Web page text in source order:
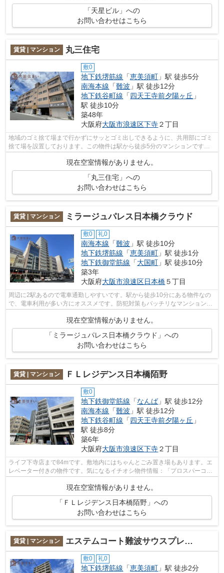
「天星ビル」への
お問い合わせはこちら
賃貸 | マンション 丸三住宅
敷0
地下鉄堺筋線 「恵美須町 」駅 徒歩5分
南海本線 「難波 」駅 徒歩12分
地下鉄谷町線 「四天王寺前夕陽ヶ丘 」
駅 徒歩10分
築48年
大阪府大阪市浪速区下寺２丁目
地域のゴミ捨て場まで行かずにサッとゴミ出しできるように、共用部にゴミ
捨て場を設置しております。この物件は駅から徒歩5分のマンションです。
防犯対策もバッチリなマンションタイプ...
現在空室情報がありません。
「丸三住宅」への
お問い合わせはこちら
賃貸 | マンション ミラージュパレス日本橋クラウド
敷0 礼0
南海本線 「難波 」駅 徒歩10分
地下鉄堺筋線 「恵美須町 」駅 徒歩1分
地下鉄御堂筋線 「大国町 」駅 徒歩10分
築3年
大阪府大阪市浪速区日本橋５丁目
周辺に2駅あるので電車通勤しやすいです。駅から徒歩10分にある物件なの
で、電車利用が多い方にオススメです。防犯対策もバッチリなマンションタ
現在空室情報がありません。
「ミラージュパレス日本橋クラウド」への
お問い合わせはこちら
賃貸 | マンション ＦＬレジデンス日本橋陌野
敷0
地下鉄御堂筋線 「なんば」駅 徒歩12分
南海本線 「難波 」駅 徒歩12分
地下鉄谷町線 「四天王寺前夕陽ヶ丘 」
駅 徒歩8分
築6年
大阪府大阪市浪速区下寺２丁目
ライフ下寺店まで84mです。敷地内にはちゃんとごみ置き場もあります。エ
レベーター付きの物件です。気になるイチオシ物件情報：「プロスパーコー
ト日本橋」。地域によっては建物の高さ...
現在空室情報がありません。
「ＦＬレジデンス日本橋陌野」への
お問い合わせはこちら
賃貸 | マンション エステムコート難波サウスプレイス
敷0 礼0
地下鉄堺筋線 「恵美須町 」駅 徒歩2分